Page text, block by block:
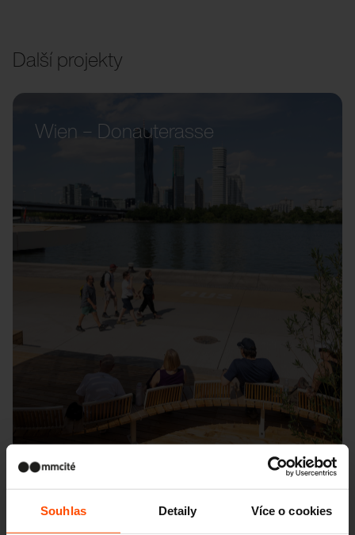
Souhlas Detaily Více o cookies
Další projekty
Wien – Donauterasse